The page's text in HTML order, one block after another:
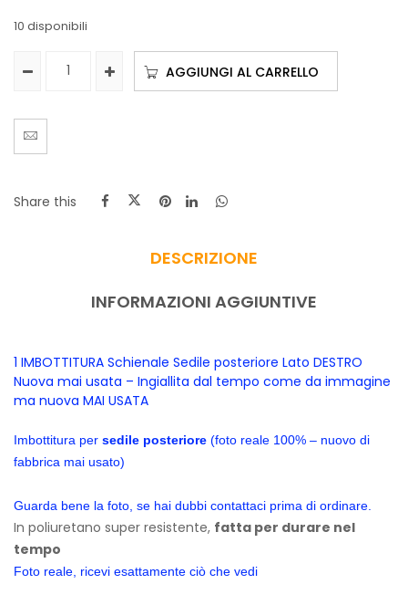
10 disponibili
AGGIUNGI AL CARRELLO
Share this
DESCRIZIONE
INFORMAZIONI AGGIUNTIVE
1 IMBOTTITURA Schienale Sedile posteriore Lato DESTRO
Nuova mai usata – Ingiallita dal tempo come da immagine
ma nuova MAI USATA
Imbottitura per sedile posteriore (foto reale 100% – nuovo di
fabbrica mai usato)
Guarda bene la foto, se hai dubbi contattaci prima di ordinare.
In poliuretano super resistente, fatta per durare nel
tempo
Foto reale, ricevi esattamente ciò che vedi